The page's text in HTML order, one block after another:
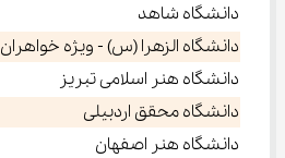
دانشگاه شاهد
دانشگاه الزهرا (س) - ویژه خواهران
دانشگاه هنر اسلامی تبریز
دانشگاه محقق اردبیلی
دانشگاه هنر اصفهان